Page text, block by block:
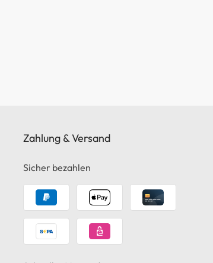
Zahlung & Versand
Sicher bezahlen